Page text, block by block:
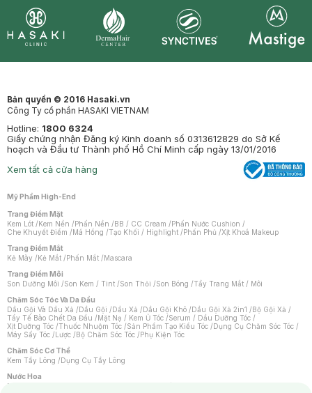
Bản quyền © 2016 Hasaki.vn
Công Ty cổ phần HASAKI VIETNAM
Hotline: 1800 6324
Giấy chứng nhận Đăng ký Kinh doanh số 0313612829 do Sở Kế
hoạch và Đầu tư Thành phố Hồ Chí Minh cấp ngày 13/01/2016
Xem tất cả cửa hàng
Mỹ Phẩm High-End
Trang Điểm Mặt
Kem Lót /Kem Nền /Phấn Nền /BB / CC Cream /Phấn Nước Cushion /
Che Khuyết Điểm /Má Hồng /Tạo Khối / Highlight /Phấn Phủ /Xịt Khoá Makeup
Trang Điểm Mắt
Kẻ Mày /Kẻ Mắt /Phấn Mắt /Mascara
Trang Điểm Môi
Son Dưỡng Môi /Son Kem / Tint /Son Thỏi /Son Bóng /Tẩy Trang Mắt / Môi
Chăm Sóc Tóc Và Da Đầu
Dầu Gội Và Dầu Xả /Dầu Gội /Dầu Xả /Dầu Gội Khô /Dầu Gội Xả 2in1 /Bộ Gội Xả /
Tẩy Tế Bào Chết Da Đầu /Mặt Nạ / Kem Ủ Tóc /Serum / Dầu Dưỡng Tóc /
Xịt Dưỡng Tóc /Thuốc Nhuộm Tóc /Sản Phẩm Tạo Kiểu Tóc /Dụng Cụ Chăm Sóc Tóc /
Máy Sấy Tóc /Lược /Bộ Chăm Sóc Tóc /Phụ Kiện Tóc
Chăm Sóc Cơ Thể
Kem Tẩy Lông /Dụng Cụ Tẩy Lông
Nước Hoa
Nước Hoa Nữ